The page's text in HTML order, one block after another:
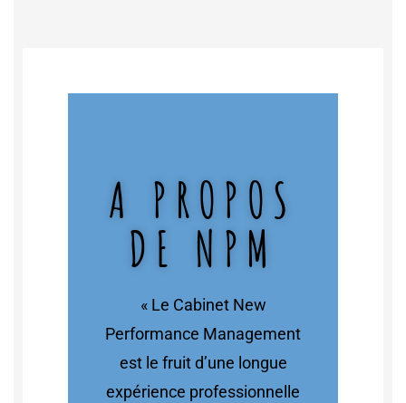
A PROPOS
DE NPM
« Le Cabinet New
Performance Management
est le fruit d’une longue
expérience professionnelle